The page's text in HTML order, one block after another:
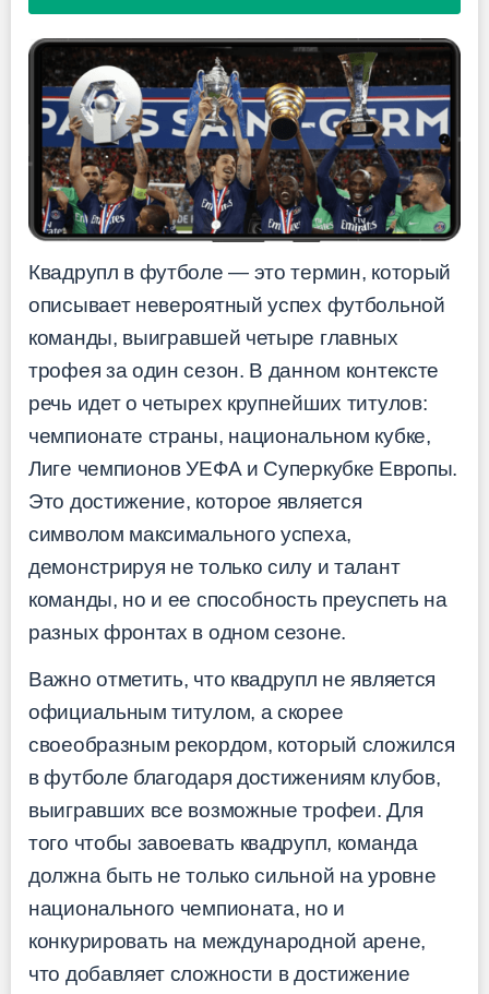
Квадрупл в футболе — это термин, который
описывает невероятный успех футбольной
команды, выигравшей четыре главных
трофея за один сезон. В данном контексте
речь идет о четырех крупнейших титулов:
чемпионате страны, национальном кубке,
Лиге чемпионов УЕФА и Суперкубке Европы.
Это достижение, которое является
символом максимального успеха,
демонстрируя не только силу и талант
команды, но и ее способность преуспеть на
разных фронтах в одном сезоне.
Важно отметить, что квадрупл не является
официальным титулом, а скорее
своеобразным рекордом, который сложился
в футболе благодаря достижениям клубов,
выигравших все возможные трофеи. Для
того чтобы завоевать квадрупл, команда
должна быть не только сильной на уровне
национального чемпионата, но и
конкурировать на международной арене,
что добавляет сложности в достижение